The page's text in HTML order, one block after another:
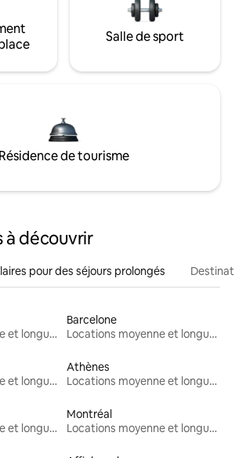
Salle de sport
Résidence de tourisme
à découvrir
pour des séjours prolongés
Locations moyenne et longue durée
Barcelone
Locations moyenne et longue durée
Locations moyenne et longue durée
Athènes
Locations moyenne et longue durée
Locations moyenne et longue durée
Montréal
Locations moyenne et longue durée